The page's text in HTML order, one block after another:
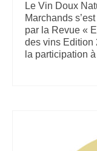
Le Vin Doux
Marchands
par la Revue «
des vins Edition
la participation